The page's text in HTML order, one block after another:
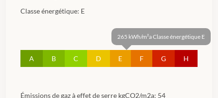
Classe énergétique: E
A B C D
265 kWh/m²a Classe énergétique E
E F G H
Émissions de gaz à effet de serre kgCO2/m2a: 54